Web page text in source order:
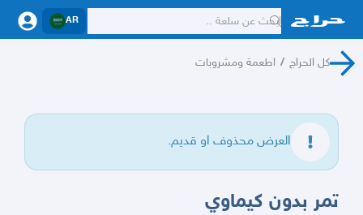
AR
كل الحراج / اطعمة ومشروبات
العرض محذوف او قديم.
تمر بدون كيماوي